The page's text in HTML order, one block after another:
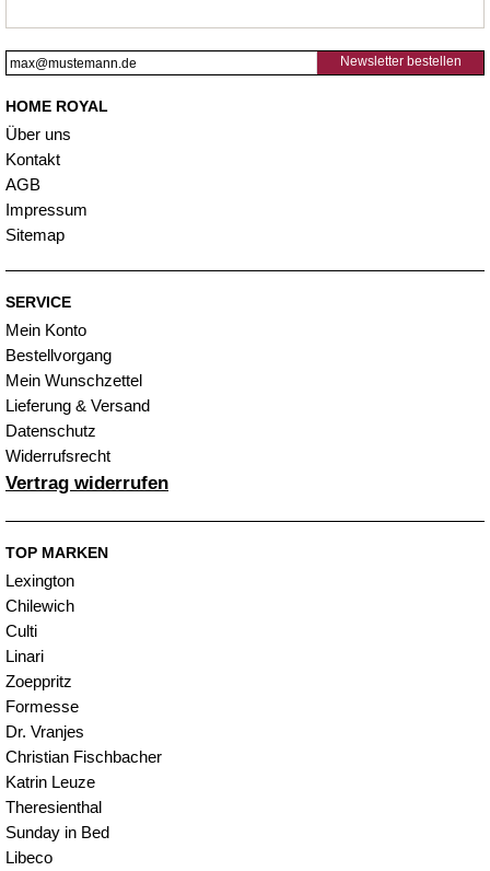
Newsletter bestellen
HOME ROYAL
Über uns
Kontakt
AGB
Impressum
Sitemap
SERVICE
Mein Konto
Bestellvorgang
Mein Wunschzettel
Lieferung & Versand
Datenschutz
Widerrufsrecht
Vertrag widerrufen
TOP MARKEN
Lexington
Chilewich
Culti
Linari
Zoeppritz
Formesse
Dr. Vranjes
Christian Fischbacher
Katrin Leuze
Theresienthal
Sunday in Bed
Libeco